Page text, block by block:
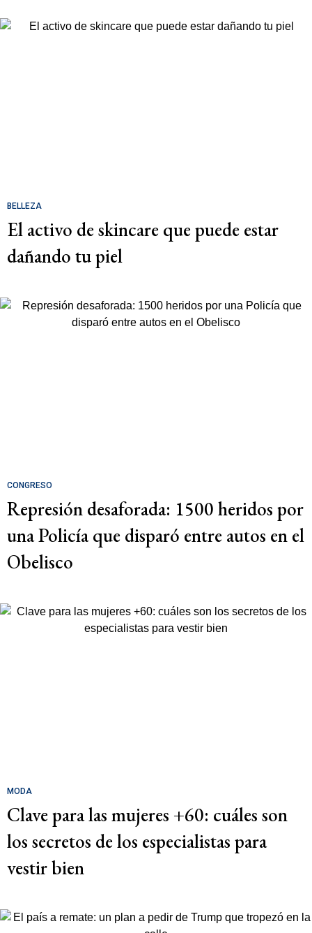
BELLEZA
El activo de skincare que puede estar
dañando tu piel
CONGRESO
Represión desaforada: 1500 heridos por
una Policía que disparó entre autos en el
Obelisco
MODA
Clave para las mujeres +60: cuáles son
los secretos de los especialistas para
vestir bien